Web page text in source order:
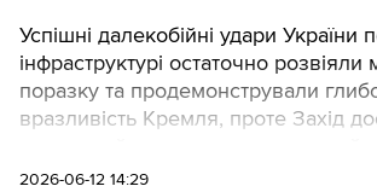
Успішні далекобійні удари України
інфраструктурі остаточно розвіяли
поразку та продемонстрували
вразливість Кремля, проте Захід
Про це у своєму блозі пише
2026-06-12 14:29